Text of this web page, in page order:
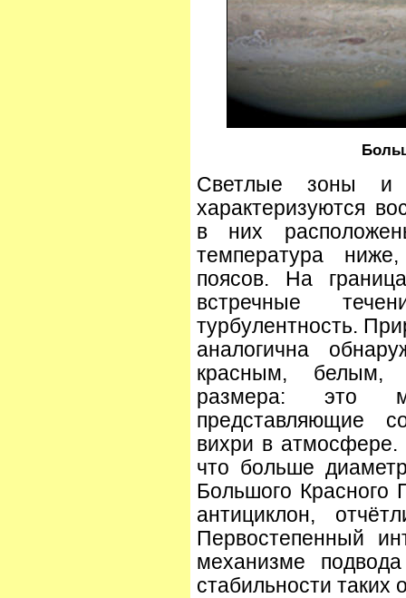
Светлые зоны
характеризуются
в них
температура
поясов. На
встречные
турбулентность.
аналогична
красным, белым,
размера: это
представляющие
вихри в
что больше
Большого Красного
антициклон,
Первостепенный
механизме
стабильности таких